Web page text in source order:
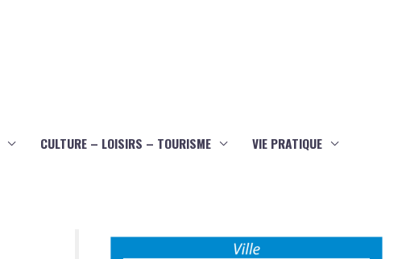
CULTURE – LOISIRS – TOURISME VIE PRATIQUE